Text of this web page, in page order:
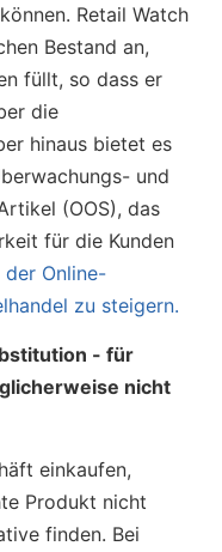
Retail Watch
Bestand an,
füllt, so dass er
die
hinaus bietet es
und
(OOS), das
für die Kunden
Online-
zu steigern.
- für
nicht
einkaufen,
Produkt nicht
finden. Bei